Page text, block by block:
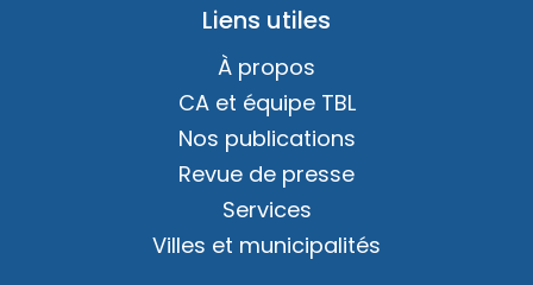
Liens utiles
À propos
CA et équipe TBL
Nos publications
Revue de presse
Services
Villes et municipalités